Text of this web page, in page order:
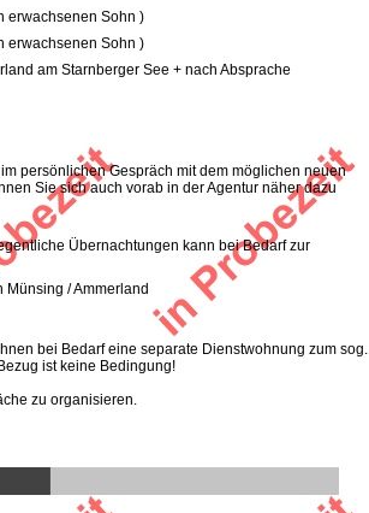
erwachsenen Sohn )
erwachsenen Sohn )
am Starnberger See + nach Absprache
persönlichen Gespräch mit dem möglichen neuen
Sie sich auch vorab in der Agentur näher dazu
Übernachtungen kann bei Bedarf zur
/ Ammerland
bei Bedarf eine separate Dienstwohnung zum sog.
ist keine Bedingung!
zu organisieren.